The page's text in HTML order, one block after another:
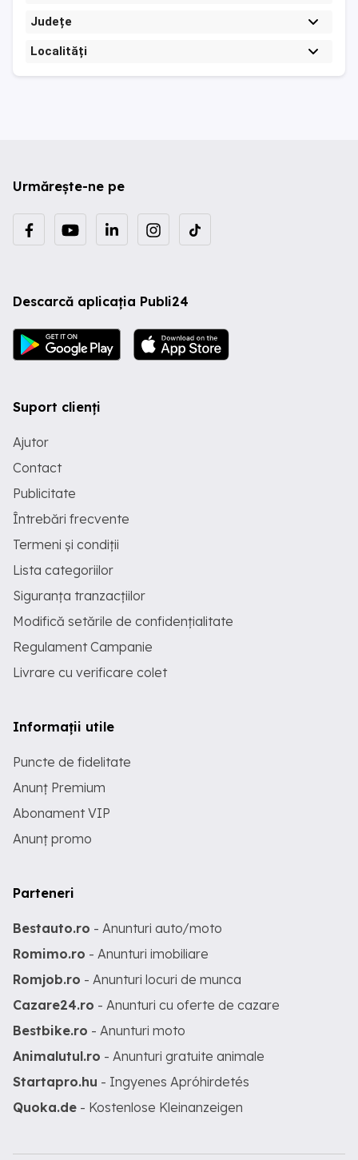
Județe
Localități
Urmărește-ne pe
Descarcă aplicația Publi24
Suport clienți
Ajutor
Contact
Publicitate
Întrebări frecvente
Termeni și condiții
Lista categoriilor
Siguranța tranzacțiilor
Modifică setările de confidențialitate
Regulament Campanie
Livrare cu verificare colet
Informații utile
Puncte de fidelitate
Anunț Premium
Abonament VIP
Anunț promo
Parteneri
Bestauto.ro - Anunturi auto/moto
Romimo.ro - Anunturi imobiliare
Romjob.ro - Anunturi locuri de munca
Cazare24.ro - Anunturi cu oferte de cazare
Bestbike.ro - Anunturi moto
Animalutul.ro - Anunturi gratuite animale
Startapro.hu - Ingyenes Apróhirdetés
Quoka.de - Kostenlose Kleinanzeigen